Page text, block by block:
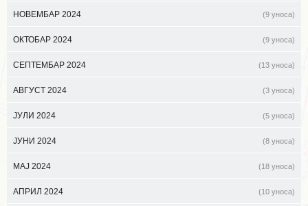
НОВЕМБАР 2024 (9 уноса)
ОКТОБАР 2024 (9 уноса)
СЕПТЕМБАР 2024 (13 уноса)
АВГУСТ 2024 (3 уноса)
ЈУЛИ 2024 (5 уноса)
ЈУНИ 2024 (8 уноса)
МАЈ 2024 (18 уноса)
АПРИЛ 2024 (10 уноса)